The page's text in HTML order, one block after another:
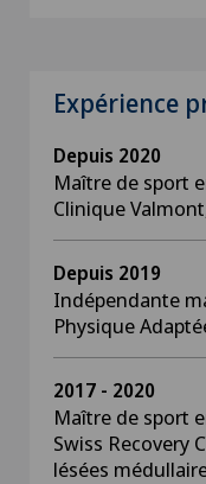
Expérience
Depuis 2020
Maître de sport
Clinique
Depuis 2019
Indépendante
Physique
2017 - 2020
Maître de sport
Swiss Recovery
lésées